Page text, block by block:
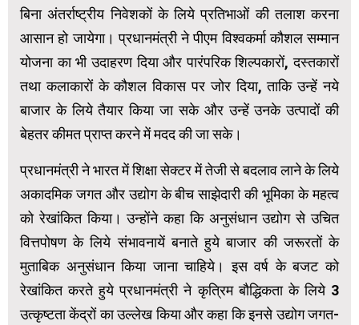
बिना अंतर्राष्ट्रीय निवेशकों के लिये प्रतिभाओं की तलाश करना
आसान हो जायेगा। प्रधानमंत्री ने पीएम विश्वकर्मा कौशल सम्मान
योजना का भी उदाहरण दिया और पारंपरिक शिल्पकारों, दस्तकारों
तथा कलाकारों के कौशल विकास पर जोर दिया, ताकि उन्हें नये
बाजार के लिये तैयार किया जा सके और उन्हें उनके उत्पादों की
बेहतर कीमत प्राप्त करने में मदद की जा सके।
प्रधानमंत्री ने भारत में शिक्षा सेक्टर में तेजी से बदलाव लाने के लिये
अकादमिक जगत और उद्योग के बीच साझेदारी की भूमिका के महत्‍व
को रेखांकित किया। उन्होंने कहा कि अनुसंधान उद्योग से उचित
वित्तपोषण के लिये संभावनायें बनाते हुये बाजार की जरूरतों के
मुताबिक अनुसंधान किया जाना चाहिये। इस वर्ष के बजट को
रेखांकित करते हुये प्रधानमंत्री ने कृत्रिम बौद्धिकता के लिये 3
उत्कृष्टता केंद्रों का उल्लेख किया और कहा कि इनसे उद्योग जगत-